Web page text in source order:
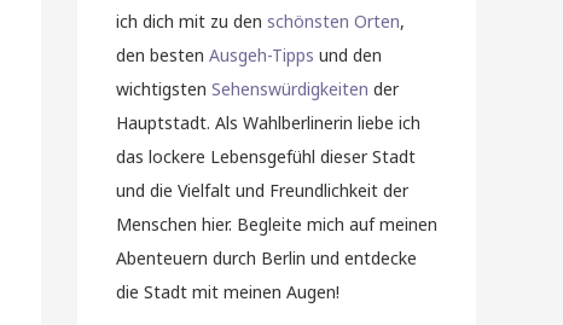
ich dich mit zu den schönsten Orten,
den besten Ausgeh-Tipps und den
wichtigsten Sehenswürdigkeiten der
Hauptstadt. Als Wahlberlinerin liebe ich
das lockere Lebensgefühl dieser Stadt
und die Vielfalt und Freundlichkeit der
Menschen hier. Begleite mich auf meinen
Abenteuern durch Berlin und entdecke
die Stadt mit meinen Augen!